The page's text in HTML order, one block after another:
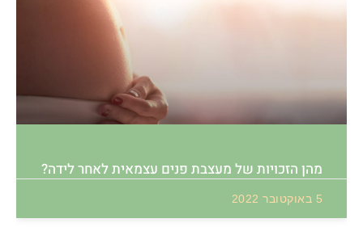
מהן הזכויות של מעצבת פנים עצמאית לאחר לידה?
5 באוקטובר 2022